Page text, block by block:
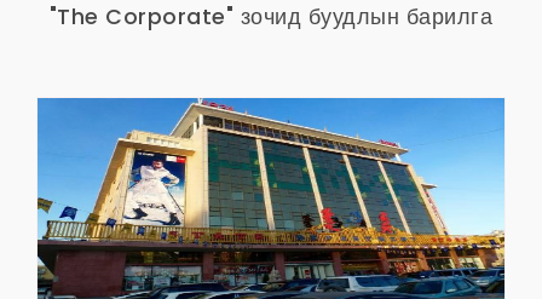
"The Corporate" зочид буудлын барилга